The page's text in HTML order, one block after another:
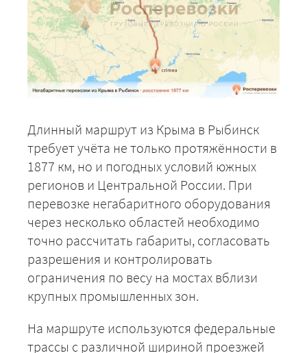
Длинный маршрут из Крыма в Рыбинск
требует учёта не только протяжённости в
1877 км, но и погодных условий южных
регионов и Центральной России. При
перевозке негабаритного оборудования
через несколько областей необходимо
точно рассчитать габариты, согласовать
разрешения и контролировать
ограничения по весу на мостах вблизи
крупных промышленных зон.
На маршруте используются федеральные
трассы с различной шириной проезжей